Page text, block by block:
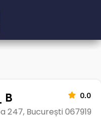
B 0.0
247, București 067919